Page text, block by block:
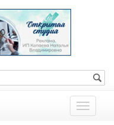
Показать
меню